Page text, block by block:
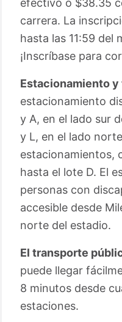
efectivo o $38.35
carrera. La
hasta las 11:59 del
¡Inscríbase para
Estacionamiento
estacionamiento
y A, en el lado sur
y L, en el lado
estacionamientos,
hasta el lote D. El
personas con
accesible desde
norte del estadio.
El transporte
puede llegar
8 minutos desde
estaciones.